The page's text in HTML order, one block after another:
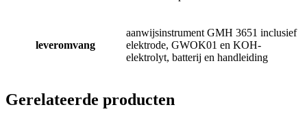
leveromvang
aanwijsinstrument GMH 3651 inclusief
elektrode, GWOK01 en KOH-
elektrolyt, batterij en handleiding
Gerelateerde producten